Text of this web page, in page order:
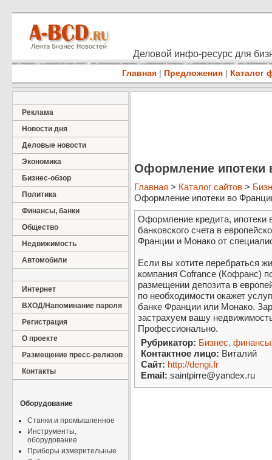
Деловой инфо-ресурс для
Главная | Предложения | Каталог
Реклама
Новости дня
Деловые новости
Экономика
Бизнес-обзор
Политика
Финансы, банки
Общество
Недвижимость
Автомобили
Интернет
ВХОД/Напоминание пароля
Регистрация
О проекте
Размещение пресс-релизов
Контакты
Оборудование
Станки и промышленное
Инструменты,
оборудование
Приборы измерительные
Оформление ипотеки
Главная > Каталог сайтов >
Оформление ипотеки во
Оформление кредита, ипотеки
банковского счета в
Франции и Монако от
Если вы хотите перебраться
компания Cofrance (Кофранс)
размещении депозита в
по необходимости окажет
банке Франции или Монако.
застрахуем вашу
Профессионально.
Рубрикатор: Бизнес, финансы
Контактное лицо: Виталий
Сайт: http://dengi.fr
Email: saintpirre@yandex.ru